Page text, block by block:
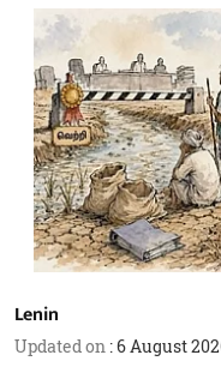
Lenin
Updated on :6 August